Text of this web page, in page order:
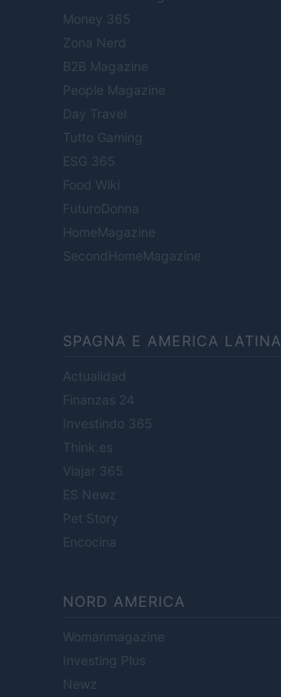
Money 365
Zona Nerd
B2B Magazine
People Magazine
Day Travel
Tutto Gaming
ESG 365
Food Wiki
FuturoDonna
HomeMagazine
SecondHomeMagazine
SPAGNA E AMERICA LATINA
Actualidad
Finanzas 24
Investindo 365
Think.es
Viajar 365
ES Newz
Pet Story
Encocina
NORD AMERICA
Womanmagazine
Investing Plus
Newz